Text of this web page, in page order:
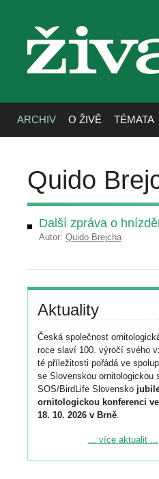
živa
ARCHIV O ŽIVĚ TÉMATA
Quido
Další zpráva o
Autor: Quido Brejcha
Aktuality
Česká společnost
roce slaví 100. výročí svého
té příležitosti pořádá ve
se Slovenskou ornitologickou
SOS/BirdLife Slovensko
ornitologickou konferenci
18. 10. 2026 v Brně.
Podrobnější informace ke
... více aktualit ...